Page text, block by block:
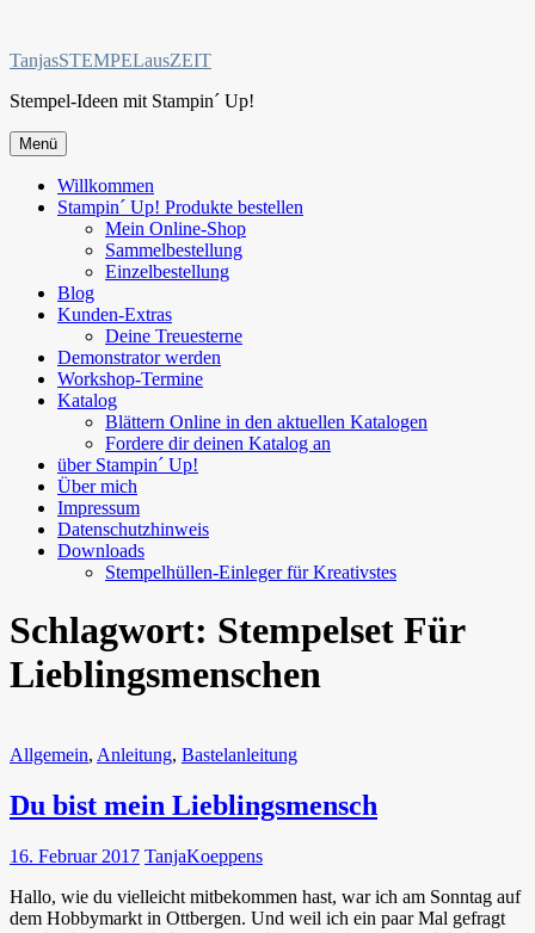
springen
TanjasSTEMPELausZEIT
Stempel-Ideen mit Stampin´ Up!
Menü
Willkommen
Stampin´ Up! Produkte bestellen
Mein Online-Shop
Sammelbestellung
Einzelbestellung
Blog
Kunden-Extras
Deine Treuesterne
Demonstrator werden
Workshop-Termine
Katalog
Blättern Online in den aktuellen Katalogen
Fordere dir deinen Katalog an
über Stampin´ Up!
Über mich
Impressum
Datenschutzhinweis
Downloads
Stempelhüllen-Einleger für Kreativstes
Schlagwort: Stempelset Für
Lieblingsmenschen
Allgemein, Anleitung, Bastelanleitung
Du bist mein Lieblingsmensch
16. Februar 2017 TanjaKoeppens
Hallo, wie du vielleicht mitbekommen hast, war ich am Sonntag auf
dem Hobbymarkt in Ottbergen. Und weil ich ein paar Mal gefragt